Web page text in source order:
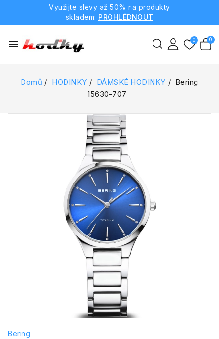
Využijte slevy až 50% na produkty
skladem: PROHLÉDNOUT
menu
Domů HODINKY DÁMSKÉ HODINKY
Bering
15630-707
Bering